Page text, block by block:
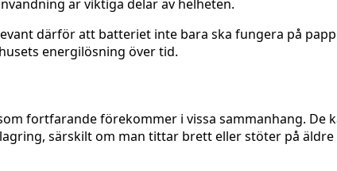
är viktiga delar av helheten.
därför att batteriet inte bara ska fungera på
energilösning över tid.
fortfarande förekommer i vissa sammanhang. De
särskilt om man tittar brett eller stöter på äldre